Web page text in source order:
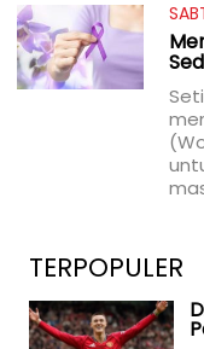
TERPOPULER